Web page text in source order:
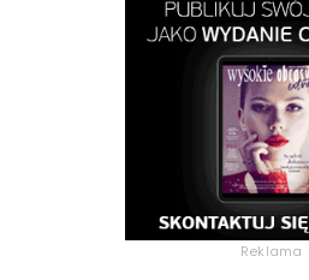
Reklama